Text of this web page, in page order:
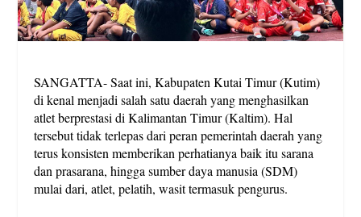
SANGATTA- Saat ini, Kabupaten Kutai Timur (Kutim)
di kenal menjadi salah satu daerah yang menghasilkan
atlet berprestasi di Kalimantan Timur (Kaltim). Hal
tersebut tidak terlepas dari peran pemerintah daerah yang
terus konsisten memberikan perhatianya baik itu sarana
dan prasarana, hingga sumber daya manusia (SDM)
mulai dari, atlet, pelatih, wasit termasuk pengurus.